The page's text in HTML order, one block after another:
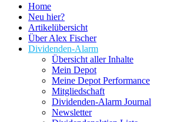
Home
Neu hier?
Artikelübersicht
Über Alex Fischer
Dividenden-Alarm
Übersicht aller Inhalte
Mein Depot
Meine Depot Performance
Mitgliedschaft
Dividenden-Alarm Journal
Newsletter